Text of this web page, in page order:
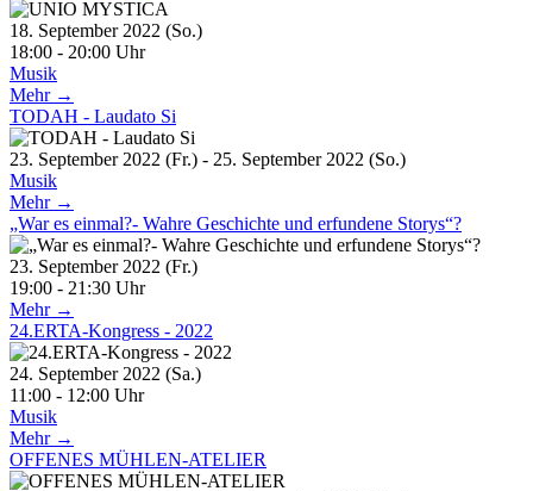
18. September 2022 (So.)
18:00 - 20:00 Uhr
Musik
Mehr →
TODAH - Laudato Si
23. September 2022 (Fr.) - 25. September 2022 (So.)
Musik
Mehr →
„War es einmal?- Wahre Geschichte und erfundene Storys“?
23. September 2022 (Fr.)
19:00 - 21:30 Uhr
Mehr →
24.ERTA-Kongress - 2022
24. September 2022 (Sa.)
11:00 - 12:00 Uhr
Musik
Mehr →
OFFENES MÜHLEN-ATELIER